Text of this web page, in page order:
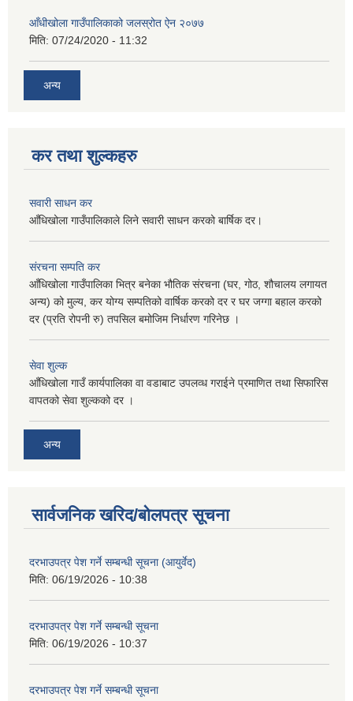
आँधीखोला गाउँपालिकाको जलस्रोत ऐन २०७७
मिति: 07/24/2020 - 11:32
अन्य
कर तथा शुल्कहरु
सवारी साधन कर
आँधिखोला गाउँपालिकाले लिने सवारी साधन करको बार्षिक दर।
संरचना सम्पति कर
आँधिखोला गाउँपालिका भित्र बनेका भौतिक संरचना (घर, गोठ, शौचालय लगायत
अन्य) को मुल्य, कर योग्य सम्पतिको वार्षिक करको दर र घर जग्गा बहाल करको
दर (प्रति रोपनी रु) तपसिल बमोजिम निर्धारण गरिनेछ ।
सेवा शुल्क
आँधिखोला गाउँ कार्यपालिका वा वडाबाट उपलव्ध गराईने प्रमाणित तथा सिफारिस
वापतको सेवा शुल्कको दर ।
अन्य
सार्वजनिक खरिद/बोलपत्र सूचना
दरभाउपत्र पेश गर्ने सम्बन्धी सूचना (आयुर्वेद)
मिति: 06/19/2026 - 10:38
दरभाउपत्र पेश गर्ने सम्बन्धी सूचना
मिति: 06/19/2026 - 10:37
दरभाउपत्र पेश गर्ने सम्बन्धी सूचना